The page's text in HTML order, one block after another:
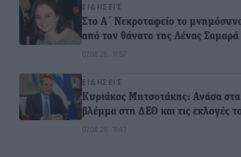
ΕΙΔΉΣΕΙΣ
Στο Α΄ Νεκροταφείο το
από τον θάνατο της Λένας Σαμαρά
07.08.26 · 11:57
ΕΙΔΉΣΕΙΣ
Κυριάκος Μητσοτάκης: Ανάσα
βλέμμα στη ΔΕΘ και τις εκλογές
07.08.26 · 11:47